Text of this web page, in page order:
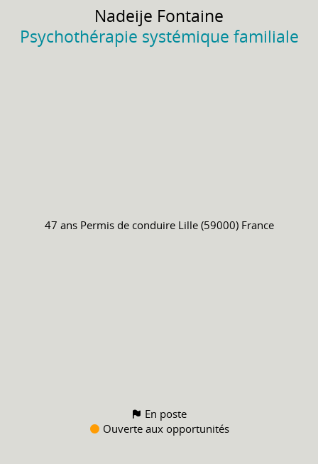
Nadeije Fontaine
Psychothérapie systémique familiale
47 ans Permis de conduire Lille (59000) France
En poste
Ouverte aux opportunités